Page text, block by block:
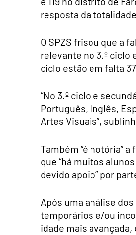
resposta da
O SPZS frisou que a
relevante no 3.º ciclo
ciclo estão em falta
“No 3.º ciclo e
Português, Inglês,
Artes Visuais”,
Também “é notória”
que “há muitos
devido apoio” por
Após uma análise
temporários e/ou
idade mais